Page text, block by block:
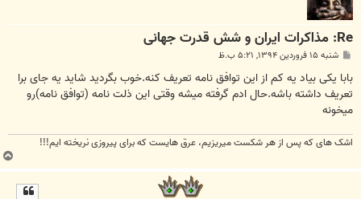
Re: مذاکرات ایران و شش قدرت جهانی
پ
ت
شنبه ۱۵ فروردین ۱۳۹۴, ۵:۲۱ ب.ظ
بابا یکی بیاد یه کم از این توافق نامه تعریف کنه.خوب بگردید شاید یه جای برا
تعریف داشته باشه.حال ادم گرفته میشه وقتی این ذلت نامه (توافق نامه)رو
میخونه
اشک های که پس از هر شکست میریزیم، عرق هایست که برای پیروزی نریخته ایم!!!
ب
ا